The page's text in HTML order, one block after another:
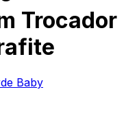
Trocador
Baby